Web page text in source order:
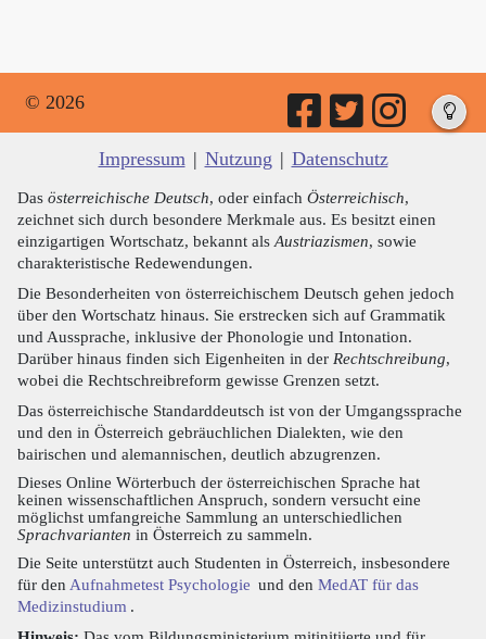
© 2026
Impressum | Nutzung | Datenschutz
Das österreichische Deutsch, oder einfach Österreichisch,
zeichnet sich durch besondere Merkmale aus. Es besitzt einen
einzigartigen Wortschatz, bekannt als Austriazismen, sowie
charakteristische Redewendungen.
Die Besonderheiten von österreichischem Deutsch gehen jedoch
über den Wortschatz hinaus. Sie erstrecken sich auf Grammatik
und Aussprache, inklusive der Phonologie und Intonation.
Darüber hinaus finden sich Eigenheiten in der Rechtschreibung,
wobei die Rechtschreibreform gewisse Grenzen setzt.
Das österreichische Standarddeutsch ist von der Umgangssprache
und den in Österreich gebräuchlichen Dialekten, wie den
bairischen und alemannischen, deutlich abzugrenzen.
Dieses Online Wörterbuch der österreichischen Sprache hat
keinen wissenschaftlichen Anspruch, sondern versucht eine
möglichst umfangreiche Sammlung an unterschiedlichen
Sprachvarianten in Österreich zu sammeln.
Die Seite unterstützt auch Studenten in Österreich, insbesondere
für den Aufnahmetest Psychologie und den MedAT für das
Medizinstudium .